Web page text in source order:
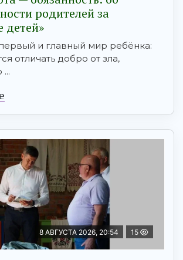
родителей за
детей»
и главный мир ребёнка:
отличать добро от зла,
...
8 АВГУСТА 2026, 20:54 15